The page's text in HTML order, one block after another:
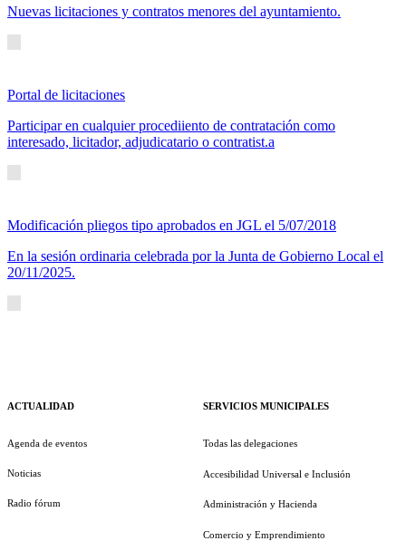
Nuevas licitaciones y contratos menores del ayuntamiento.
Portal de licitaciones
Participar en cualquier procediiento de contratación como
interesado, licitador, adjudicatario o contratist.a
Modificación pliegos tipo aprobados en JGL el 5/07/2018
En la sesión ordinaria celebrada por la Junta de Gobierno Local el
20/11/2025.
ACTUALIDAD
Agenda de eventos
Noticias
Radio fórum
SERVICIOS MUNICIPALES
Todas las delegaciones
Accesibilidad Universal e Inclusión
Administración y Hacienda
Comercio y Emprendimiento